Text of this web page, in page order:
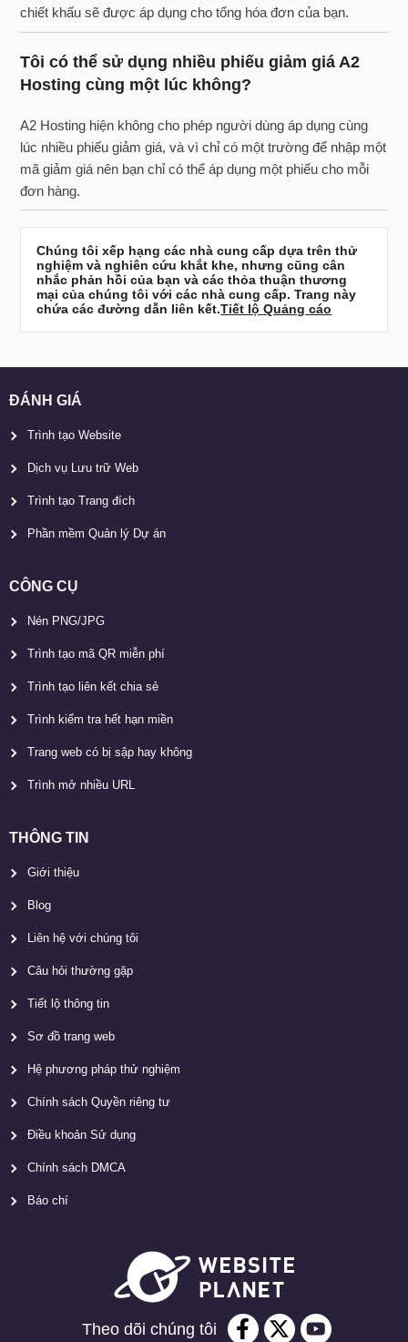
chiết khấu sẽ được áp dụng cho tổng hóa đơn của bạn.
Tôi có thể sử dụng nhiều phiếu giảm giá A2
Hosting cùng một lúc không?
A2 Hosting hiện không cho phép người dùng áp dụng cùng
lúc nhiều phiếu giảm giá, và vì chỉ có một trường để nhập một
mã giảm giá nên bạn chỉ có thể áp dụng một phiếu cho mỗi
đơn hàng.
Chúng tôi xếp hạng các nhà cung cấp dựa trên thử
nghiệm và nghiên cứu khắt khe, nhưng cũng cân
nhắc phản hồi của bạn và các thỏa thuận thương
mại của chúng tôi với các nhà cung cấp. Trang này
chứa các đường dẫn liên kết.Tiết lộ Quảng cáo
ĐÁNH GIÁ
Trình tạo Website
Dịch vụ Lưu trữ Web
Trình tạo Trang đích
Phần mềm Quản lý Dự án
CÔNG CỤ
Nén PNG/JPG
Trình tạo mã QR miễn phí
Trình tạo liên kết chia sẻ
Trình kiểm tra hết hạn miền
Trang web có bị sập hay không
Trình mở nhiều URL
THÔNG TIN
Giới thiệu
Blog
Liên hệ với chúng tôi
Câu hỏi thường gặp
Tiết lộ thông tin
Sơ đồ trang web
Hệ phương pháp thử nghiệm
Chính sách Quyền riêng tư
Điều khoản Sử dụng
Chính sách DMCA
Báo chí
Theo dõi chúng tôi